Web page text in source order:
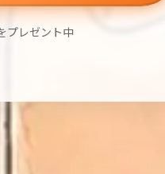
プレゼント中